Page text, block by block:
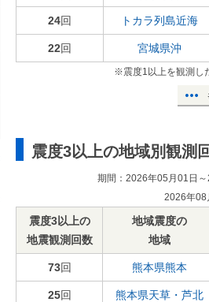
24回 トカラ列島近海
22回 宮城県沖
※震度1以上を観測し
震度3以上の地域別観測
期間：2026年05月01日
2026年08
震度3以上の
地震観測回数
地域震度の
地域
73回 熊本県熊本
25回 熊本県天草・芦北